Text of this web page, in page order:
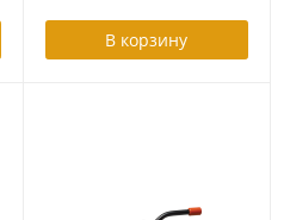
В корзину